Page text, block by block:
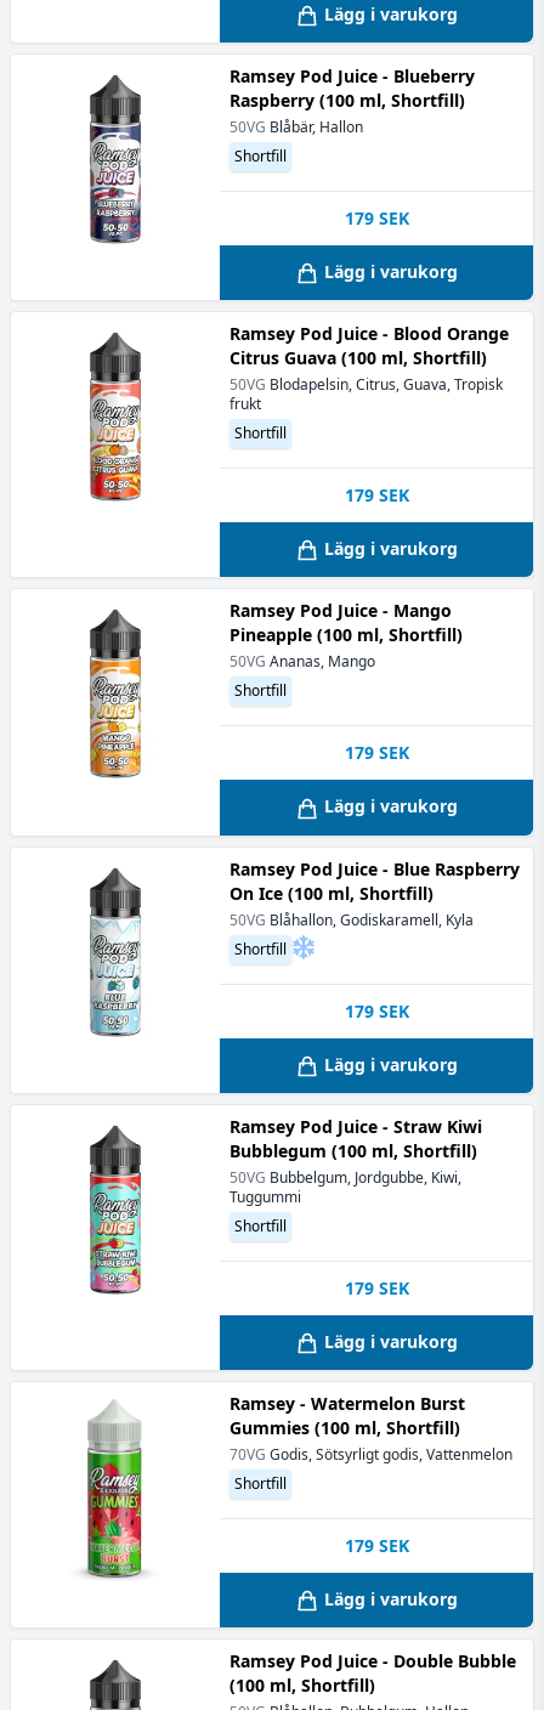
Lägg i varukorg
Ramsey Pod Juice - Blueberry
Raspberry (100 ml, Shortfill)
50VG Blåbär, Hallon
Shortfill
179 SEK
Lägg i varukorg
Ramsey Pod Juice - Blood Orange
Citrus Guava (100 ml, Shortfill)
50VG Blodapelsin, Citrus, Guava, Tropisk
frukt
Shortfill
179 SEK
Lägg i varukorg
Ramsey Pod Juice - Mango
Pineapple (100 ml, Shortfill)
50VG Ananas, Mango
Shortfill
179 SEK
Lägg i varukorg
Ramsey Pod Juice - Blue Raspberry
On Ice (100 ml, Shortfill)
50VG Blåhallon, Godiskaramell, Kyla
Shortfill
179 SEK
Lägg i varukorg
Ramsey Pod Juice - Straw Kiwi
Bubblegum (100 ml, Shortfill)
50VG Bubbelgum, Jordgubbe, Kiwi,
Tuggummi
Shortfill
179 SEK
Lägg i varukorg
Ramsey - Watermelon Burst
Gummies (100 ml, Shortfill)
70VG Godis, Sötsyrligt godis, Vattenmelon
Shortfill
179 SEK
Lägg i varukorg
Ramsey Pod Juice - Double Bubble
(100 ml, Shortfill)